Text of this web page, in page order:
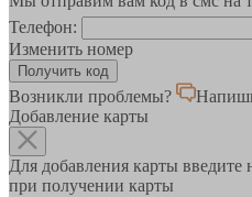
Телефон:
Изменить номер
Возникли проблемы?
Добавление карты
Для добавления карты
при получении карты